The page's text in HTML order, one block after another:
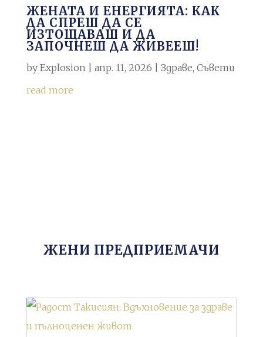
ЖЕНАТА И ЕНЕРГИЯТА: КАК
ДА СПРЕШ ДА СЕ
ИЗТОЩАВАШ И ДА
ЗАПОЧНЕШ ДА ЖИВЕЕШ!
by Explosion| апр. 11, 2026 Здраве, Съвети
read more
ЖЕНИ ПРЕДПРИЕМАЧИ